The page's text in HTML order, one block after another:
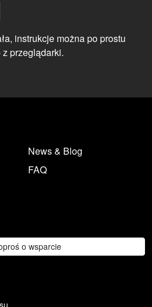
instrukcje można po prostu
przeglądarki.
News & Blog
FAQ
o wsparcie